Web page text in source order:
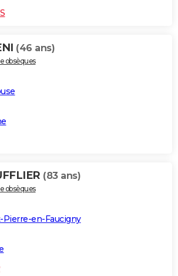
(46 ans)
obsèques
(83 ans)
obsèques
Pierre-en-Faucigny